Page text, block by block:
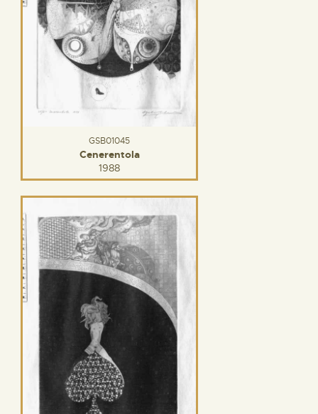
GSB01045
Cenerentola
1988